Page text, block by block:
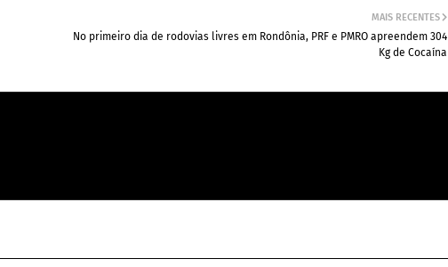
MAIS RECENTES
No primeiro dia de rodovias livres em Rondônia, PRF e PMRO apreendem 304
Kg de Cocaína